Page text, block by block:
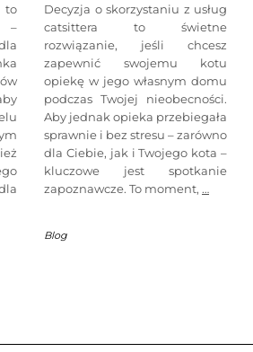
–
Decyzja o skorzystaniu z usług
catsittera to świetne
rozwiązanie, jeśli chcesz
zapewnić swojemu kotu
opiekę w jego własnym domu
podczas Twojej nieobecności.
Aby jednak opieka przebiegała
sprawnie i bez stresu – zarówno
dla Ciebie, jak i Twojego kota –
kluczowe jest spotkanie
zapoznawcze. To moment, …
Blog